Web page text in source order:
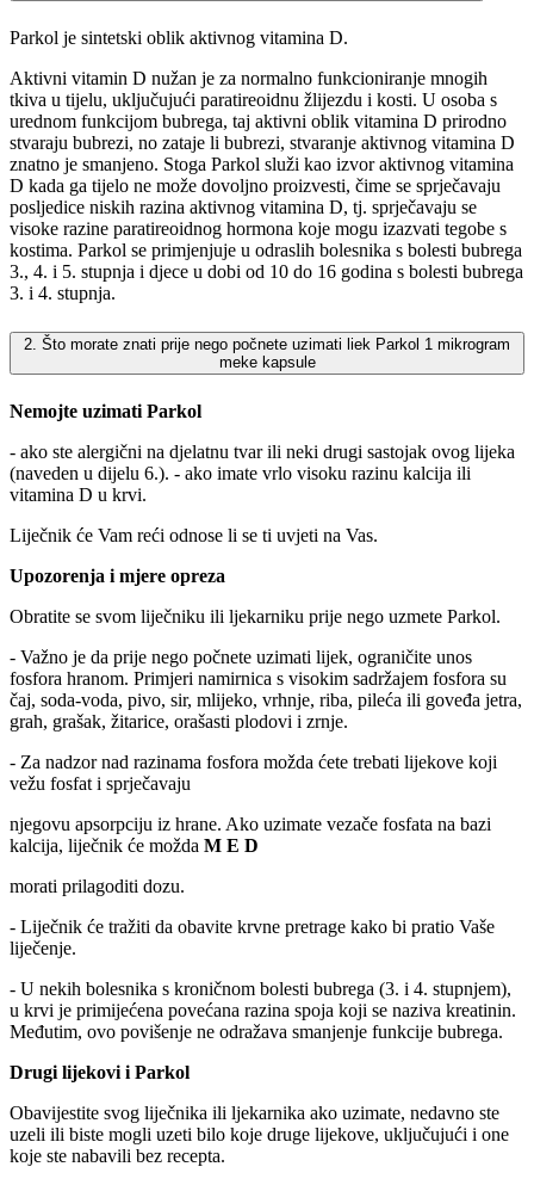
Parkol je sintetski oblik aktivnog vitamina D.
Aktivni vitamin D nužan je za normalno funkcioniranje mnogih
tkiva u tijelu, uključujući paratireoidnu žlijezdu i kosti. U osoba s
urednom funkcijom bubrega, taj aktivni oblik vitamina D prirodno
stvaraju bubrezi, no zataje li bubrezi, stvaranje aktivnog vitamina D
znatno je smanjeno. Stoga Parkol služi kao izvor aktivnog vitamina
D kada ga tijelo ne može dovoljno proizvesti, čime se sprječavaju
posljedice niskih razina aktivnog vitamina D, tj. sprječavaju se
visoke razine paratireoidnog hormona koje mogu izazvati tegobe s
kostima. Parkol se primjenjuje u odraslih bolesnika s bolesti bubrega
3., 4. i 5. stupnja i djece u dobi od 10 do 16 godina s bolesti bubrega
3. i 4. stupnja.
2. Što morate znati prije nego počnete uzimati liek Parkol 1 mikrogram
meke kapsule
Nemojte uzimati Parkol
- ako ste alergični na djelatnu tvar ili neki drugi sastojak ovog lijeka
(naveden u dijelu 6.). - ako imate vrlo visoku razinu kalcija ili
vitamina D u krvi.
Liječnik će Vam reći odnose li se ti uvjeti na Vas.
Upozorenja i mjere opreza
Obratite se svom liječniku ili ljekarniku prije nego uzmete Parkol.
- Važno je da prije nego počnete uzimati lijek, ograničite unos
fosfora hranom. Primjeri namirnica s visokim sadržajem fosfora su
čaj, soda-voda, pivo, sir, mlijeko, vrhnje, riba, pileća ili goveđa jetra,
grah, grašak, žitarice, orašasti plodovi i zrnje.
- Za nadzor nad razinama fosfora možda ćete trebati lijekove koji
vežu fosfat i sprječavaju
njegovu apsorpciju iz hrane. Ako uzimate vezače fosfata na bazi
kalcija, liječnik će možda M E D
morati prilagoditi dozu.
- Liječnik će tražiti da obavite krvne pretrage kako bi pratio Vaše
liječenje.
- U nekih bolesnika s kroničnom bolesti bubrega (3. i 4. stupnjem),
u krvi je primijećena povećana razina spoja koji se naziva kreatinin.
Međutim, ovo povišenje ne odražava smanjenje funkcije bubrega.
Drugi lijekovi i Parkol
Obavijestite svog liječnika ili ljekarnika ako uzimate, nedavno ste
uzeli ili biste mogli uzeti bilo koje druge lijekove, uključujući i one
koje ste nabavili bez recepta.